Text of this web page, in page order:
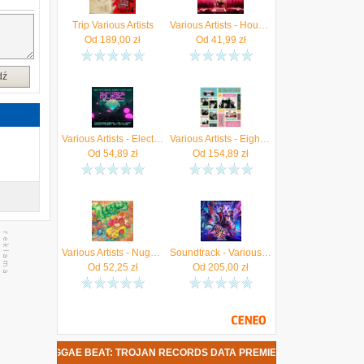
Trip Various Artists
Od 189,00 zł
Various Artists - House Party (CD)
Od 41,99 zł
Various Artists - Electronic Music (CD)
Od 54,89 zł
Various Artists - Eighties Collected (Winyl)
Od 154,89 zł
Various Artists - Nuggets - Original Artyfacts From The First Psychedelic Era (Winyl)
Od 52,25zł
Soundtrack - Various Artists - Helluva Boss - Season Two (Coloured Black & Green) (Winyl)
Od 205,00 zł
REGGAE BEAT: TROJAN RECORDS DATA PREMIERY